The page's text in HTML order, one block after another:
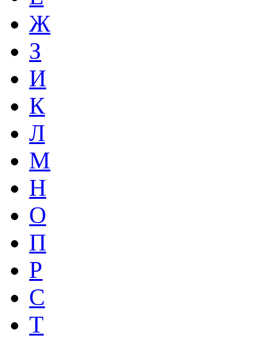
Ж
З
И
К
Л
М
Н
О
П
Р
С
Т